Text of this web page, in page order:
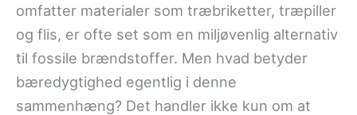
omfatter materialer som træbriketter, træpiller
og flis, er ofte set som en miljøvenlig alternativ
til fossile brændstoffer. Men hvad betyder
bæredygtighed egentlig i denne
sammenhæng? Det handler ikke kun om at